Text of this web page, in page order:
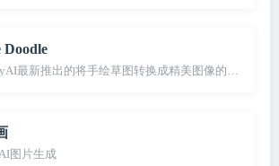
Doodle
最新推出的将手绘草图转换成精美图像的工具
图片生成